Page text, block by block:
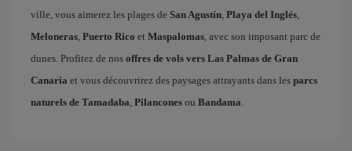
ville, vous aimerez les plages de San Agustín, Playa del Inglés,
Meloneras, Puerto Rico et Maspalomas, avec son imposant parc de
dunes. Profitez de nos offres de vols vers Las Palmas de Gran
Canaria et vous découvrirez des paysages attrayants dans les parcs
naturels de Tamadaba, Pilancones ou Bandama.